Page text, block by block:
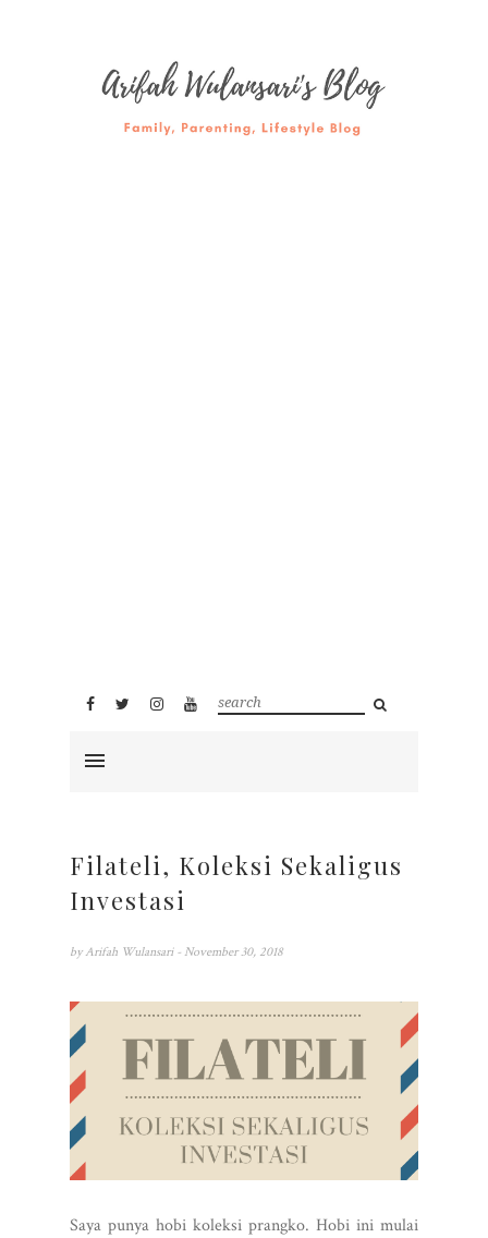
Filateli, Koleksi Sekaligus
Investasi
by Arifah Wulansari - November 30, 2018
Saya punya hobi koleksi prangko. Hobi ini mulai